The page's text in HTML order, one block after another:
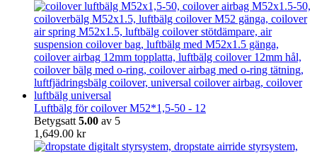
Luftbälg för coilover M52*1,5-50 - 12
Betygsatt 5.00 av 5
1,649.00 kr